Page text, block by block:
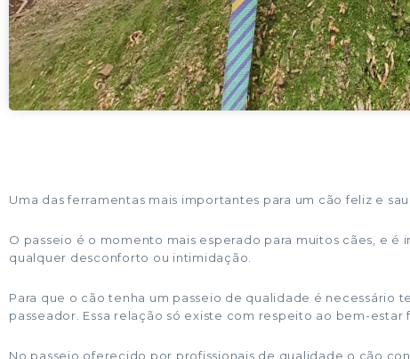
Uma das ferramentas mais importantes para um cão feliz e
O passeio é o momento mais esperado para muitos cães, e
qualquer desconforto ou intimidação.
Para que o cão tenha um passeio de qualidade é necessário
passeador. Essa relação só existe com respeito ao bem-estar
No passeio oferecido por profissionais de qualidade o cão